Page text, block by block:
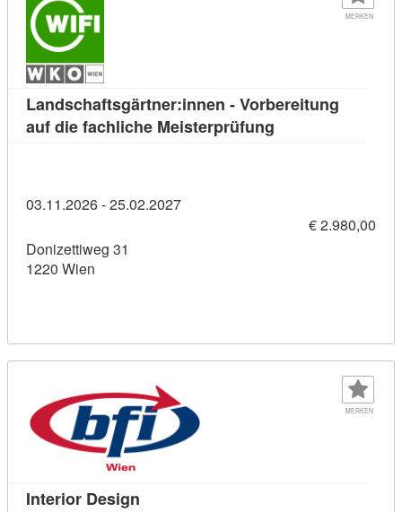
MERKEN
Landschaftsgärtner:innen - Vorbereitung
auf die fachliche Meisterprüfung
03.11.2026 - 25.02.2027
€ 2.980,00
Donizettiweg 31
1220 Wien
MERKEN
Interior Design